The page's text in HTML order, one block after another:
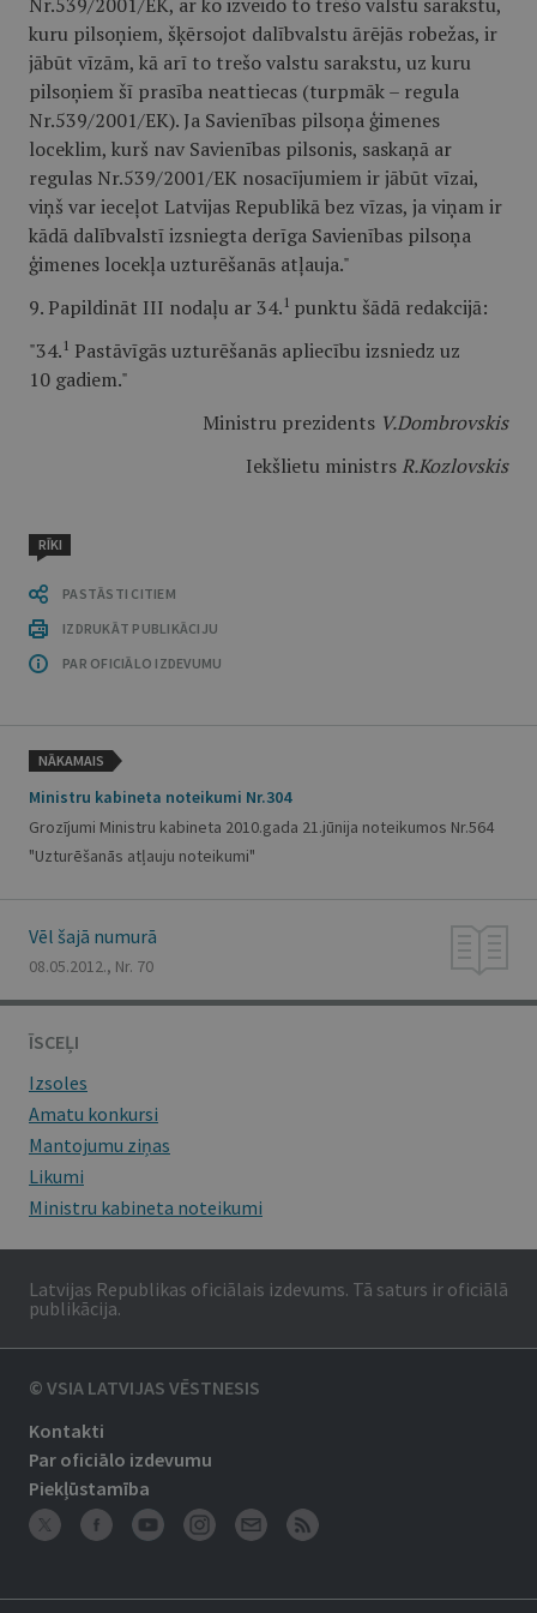
kuru pilsoņiem, šķērsojot dalībvalstu ārējās robežas, ir
jābūt vīzām, kā arī to trešo valstu sarakstu, uz kuru
pilsoņiem šī prasība neattiecas (turpmāk – regula
Nr.539/2001/EK). Ja Savienības pilsoņa ģimenes
loceklim, kurš nav Savienības pilsonis, saskaņā ar
regulas Nr.539/2001/EK nosacījumiem ir jābūt vīzai,
viņš var ieceļot Latvijas Republikā bez vīzas, ja viņam ir
kādā dalībvalstī izsniegta derīga Savienības pilsoņa
ģimenes locekļa uzturēšanās atļauja."
9. Papildināt III nodaļu ar 34. 1 punktu šādā redakcijā:
"34. 1 Pastāvīgās uzturēšanās apliecību izsniedz uz
10 gadiem."
Ministru prezidents V.Dombrovskis
Iekšlietu ministrsR.Kozlovskis
RĪKI
PASTĀSTI CITIEM
IZDRUKĀT PUBLIKĀCIJU
PAR OFICIĀLO IZDEVUMU
NĀKAMAIS
Ministru kabineta noteikumi Nr.304
Grozījumi Ministru kabineta 2010.gada 21.jūnija noteikumos Nr.564
"Uzturēšanās atļauju noteikumi"
Vēl šajā numurā
08.05.2012., Nr. 70
ĪSCEĻI
Izsoles
Amatu konkursi
Mantojumu ziņas
Likumi
Ministru kabineta noteikumi
Latvijas Republikas oficiālais izdevums. Tā saturs ir oficiālā
publikācija.
© VSIA LATVIJAS VĒSTNESIS
Kontakti
Par oficiālo izdevumu
Piekļūstamība